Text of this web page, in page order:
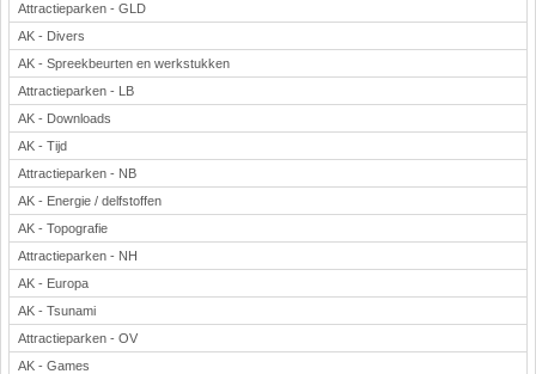
Attractieparken - GLD
AK - Divers
AK - Spreekbeurten en werkstukken
Attractieparken - LB
AK - Downloads
AK - Tijd
Attractieparken - NB
AK - Energie / delfstoffen
AK - Topografie
Attractieparken - NH
AK - Europa
AK - Tsunami
Attractieparken - OV
AK - Games